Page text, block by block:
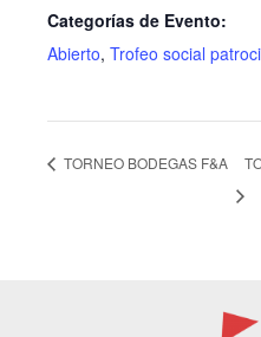
Categorías de Evento:
Abierto, Trofeo social
TORNEO BODEGAS F&A